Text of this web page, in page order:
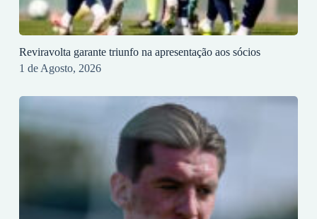
Reviravolta garante triunfo na apresentação aos sócios
1 de Agosto, 2026